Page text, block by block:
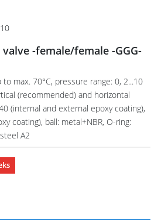
-female/female -GGG-
max. 70°C, pressure range: 0, 2...10
(recommended) and horizontal
(internal and external epoxy coating),
coating), ball: metal+NBR, O-ring:
A2